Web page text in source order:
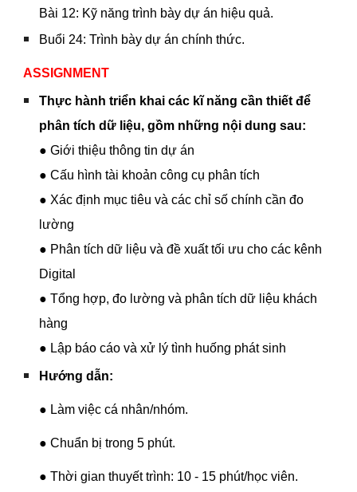
Bài 12: Kỹ năng trình bày dự án hiệu quả.
Buổi 24: Trình bày dự án chính thức.
ASSIGNMENT
Thực hành triển khai các kĩ năng cần thiết để
phân tích dữ liệu, gồm những nội dung sau:
● Giới thiệu thông tin dự án
● Cấu hình tài khoản công cụ phân tích
● Xác định mục tiêu và các chỉ số chính cần đo
lường
● Phân tích dữ liệu và đề xuất tối ưu cho các kênh
Digital
● Tổng hợp, đo lường và phân tích dữ liệu khách
hàng
● Lập báo cáo và xử lý tình huống phát sinh
Hướng dẫn:
● Làm việc cá nhân/nhóm.
● Chuẩn bị trong 5 phút.
● Thời gian thuyết trình: 10 - 15 phút/học viên.